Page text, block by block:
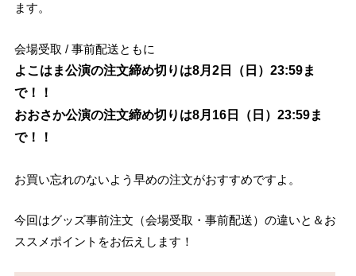
ます。
会場受取 / 事前配送ともに
よこはま公演の注文締め切りは8月2日（日）23:59ま
で！！
おおさか公演の注文締め切りは8月16日（日）23:59ま
で！！
お買い忘れのないよう早めの注文がおすすめですよ。
今回はグッズ事前注文（会場受取・事前配送）の違いと＆お
ススメポイントをお伝えします！